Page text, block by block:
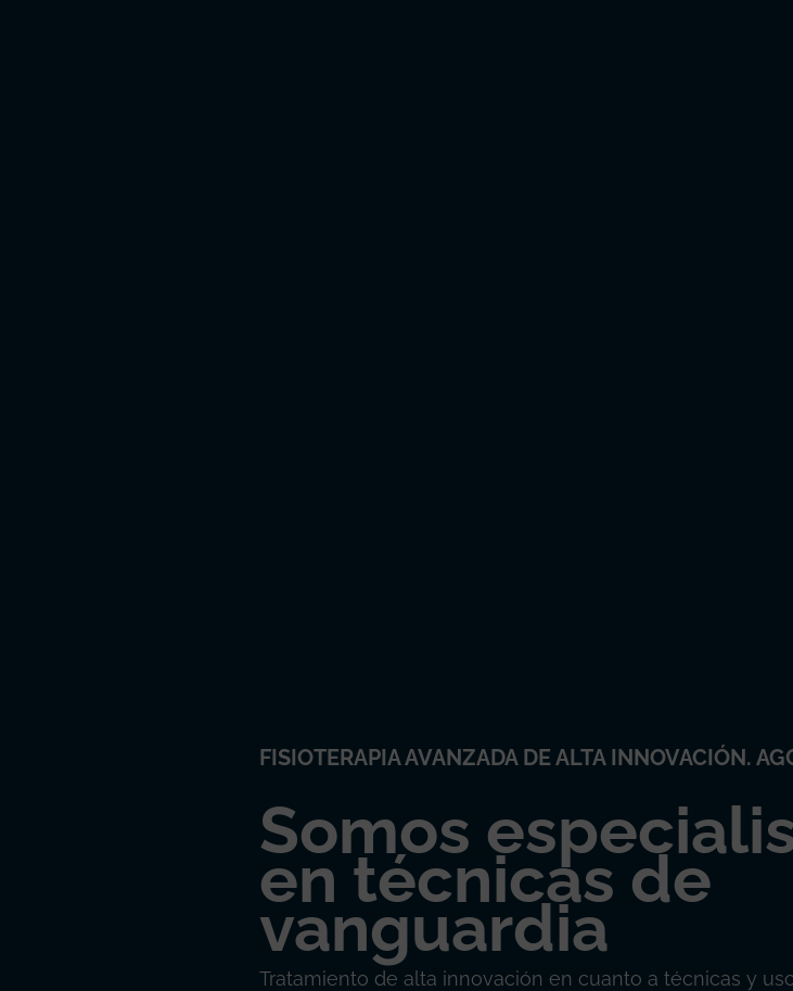
FISIOTERAPIA AVANZADA DE ALTA INNOVACIÓN.
Somos
en técnicas de
vanguardia
Tratamiento de alta innovación en cuanto a técnicas y